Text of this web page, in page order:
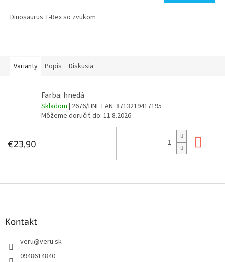
Dinosaurus T-Rex so zvukom
Varianty Popis Diskusia
Farba: hnedá
Skladom | 2676/HNEEAN: 8713219417195
Môžeme doručiť do: 11.8.2026
€23,90
Kontakt
veru@veru.sk
0948614840